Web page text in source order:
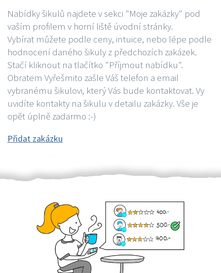
Nabídky šikulů najdete v sekci "Moje zakázky" pod
vaším profilem v horní liště úvodní stránky.
Vybírat můžete podle ceny, intuice, nebo lépe podle
hodnocení daného šikuly z předchozích zakázek.
Stačí kliknout na tlačítko "Příjmout nabídku".
Obratem Vyřešmito zašle Váš telefon a email
vybranému šikulovi, který Vás bude kontaktovat. Vy
uvidíte kontakty na šikulu v detailu zakázky. Vše je
opět úplně zadarmo :-)
Přidat zakázku